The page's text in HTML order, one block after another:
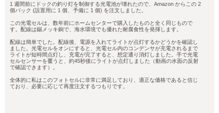
1 週間前にドックの釣り灯を制御する光電池が壊れたので、Amazon からこの 2
個パック (設置用に 1 個、予備に 1 個) を注文しました。
この光電セルは、数年前にホームセンターで購入したものと全く同じもので
す。配線は錫メッキ銅で、海水環境でも優れた耐腐食性を発揮します。
配線は簡単でした。配線後、電源を入れてライトが点灯するかどうかを確認し
ました。光電セルをオンにすると、光電セル内のコンデンサが充電されるまで
ライトが短時間点灯し、充電が完了すると、想定通り消灯しました。手で光電
セルセンサーを覆うと、約45秒後にライトが点灯しました（動画の水面の反射
で確認できます）。
全体的に私はこのフォトセルに非常に満足しており、適正な価格であると信じ
ており、必要に応じて再度注文するつもりです。